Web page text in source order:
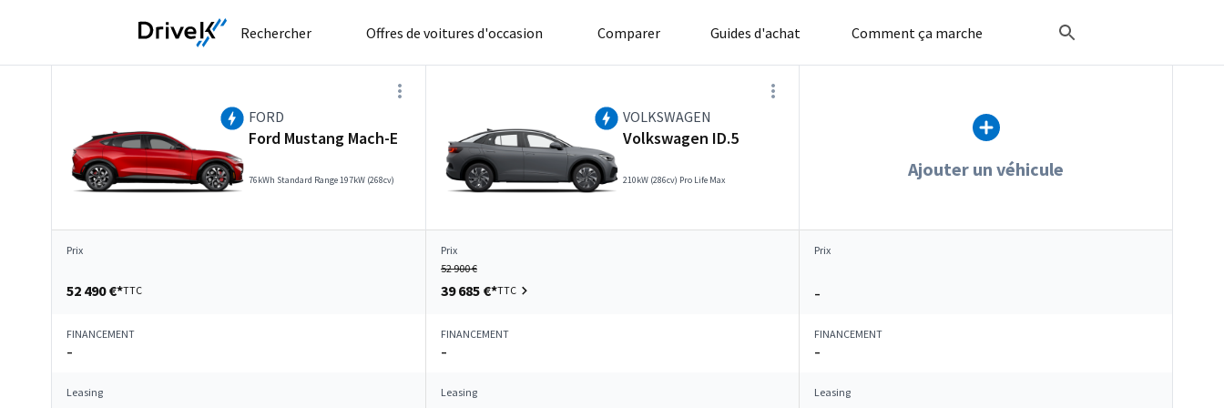
Rechercher Offres de voitures d'occasion Comparer Guides d'achat Comment ça marche
FORD
Ford Mustang Mach-E
76kWh Standard Range 197kW (268cv)
VOLKSWAGEN
Volkswagen ID.5
210kW (286cv) Pro Life Max Ajouter un véhicule
Prix
52 490 €*TTC
Prix
52 900 €
39 685 €*TTC
Prix
–
FINANCEMENT
–
FINANCEMENT
–
FINANCEMENT
–
Leasing
Leasing
Leasing